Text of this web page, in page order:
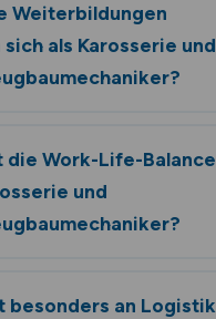
Weiterbildungen
sich als Karosserie und
die Work-Life-Balance
und
besonders an Logistik